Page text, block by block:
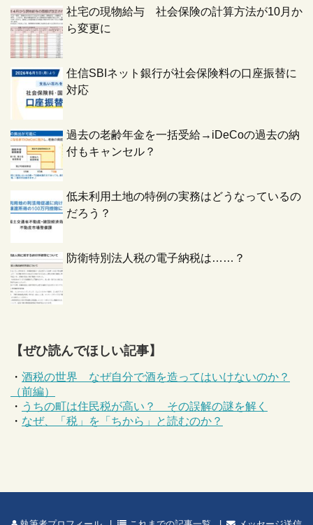
社宅の現物給与 社会保険の計算方法が10月か
ら変更に
住信SBIネット銀行が社会保険料の口座振替に
対応
過去の老齢年金を一括受給→iDeCoの過去の納
付もキャンセル？
低未利用土地の特例の実務はどうなっているの
だろう？
防衛特別法人税の電子納税は……？
【ぜひ読んでほしい記事】
・ 酒税の世界 なぜ自分で酒を造ってはいけないのか？
（前編）
・ うちの町は住民税が高い？ その誤解の謎を解く
・ なぜ、「税」を「ちから」と読むのか？